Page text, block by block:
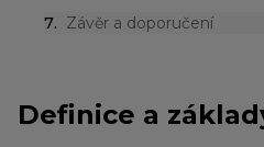
7. Závěr a doporučení
Definice a